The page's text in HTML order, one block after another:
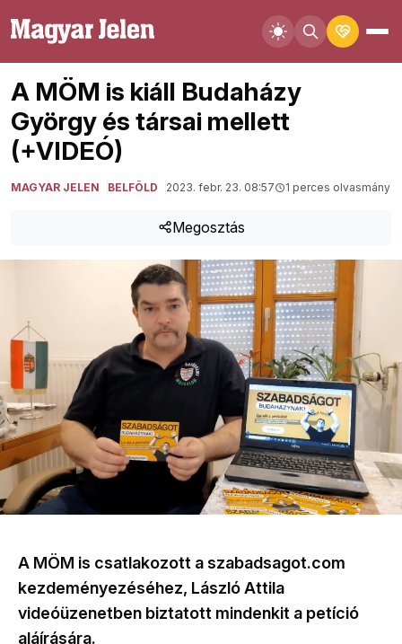
A MÖM is kiáll Budaházy
György és társai mellett
(+VIDEÓ)
MAGYAR JELEN BELFÖLD 2023. febr. 23. 08:57 1 perces olvasmány
Megosztás
A MÖM is csatlakozott a szabadsagot.com
kezdeményezéséhez, László Attila
videóüzenetben biztatott mindenkit a petíció
aláírására.